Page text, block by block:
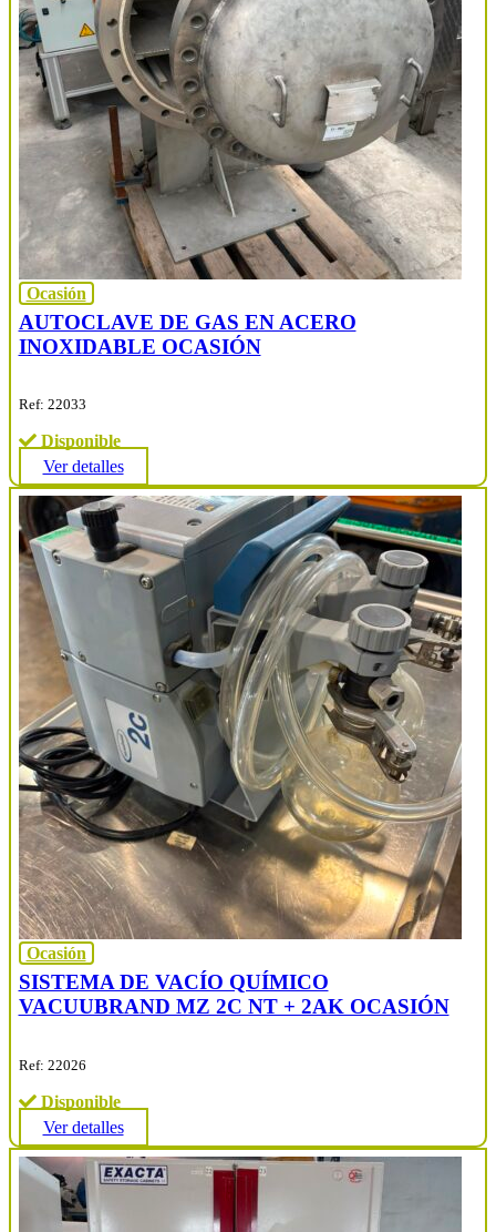
Ocasión
AUTOCLAVE DE GAS EN ACERO
INOXIDABLE OCASIÓN
Ref: 22033
Disponible
Ver detalles
Ocasión
SISTEMA DE VACÍO QUÍMICO
VACUUBRAND MZ 2C NT + 2AK OCASIÓN
Ref: 22026
Disponible
Ver detalles